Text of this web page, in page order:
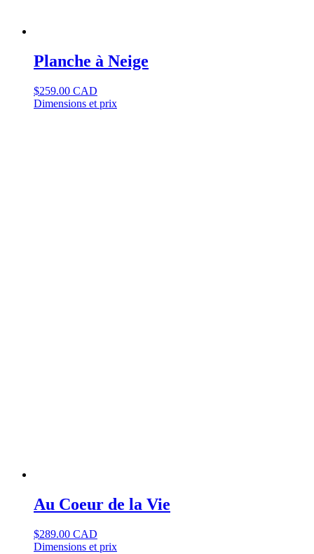
Planche à Neige
$259.00 CAD
Dimensions et prix
Au Coeur de la Vie
$289.00 CAD
Dimensions et prix